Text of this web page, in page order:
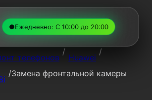
●Ежедневно: С 10:00 до 20:00
телефонов
/
Huawei
/
/Замена фронтальной камеры